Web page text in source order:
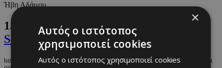
Ήβη Αδάμου
15.
Ήβη Αδάμου: Συνάντησε τον Travis
Scott
https://m.must.com.cy/gr/people/celebs/ibi-adamoy-synantise-ton-travis-scott
×
Αυτός ο ιστότοπος
χρησιμοποιεί cookies
Αυτός ο ιστότοπος χρησιμοποιεί cookies